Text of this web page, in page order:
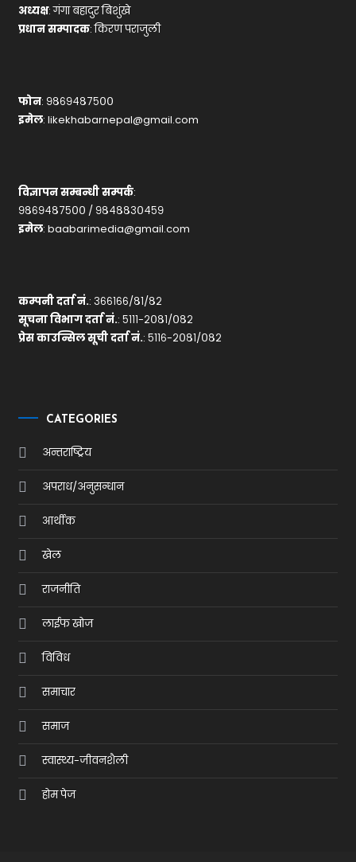
अध्यक्ष: गंगा बहादुर बिशुंखे
प्रधान सम्पादक: किरण पराजुली
फोन: ९८६९४८७५००
इमेल:likekhabarnepal@gmail.com
विज्ञापन सम्बन्धी सम्पर्क:
९८६९४८७५०० / ९८४८८३०४५९
इमेल:baabarimedia@gmail.com
कम्पनी दर्ता नं.: ३६६१६६/८१/८२
सूचना विभाग दर्ता नं.: ५१११-२०८१/०८२
प्रेस काउन्सिल सूची दर्ता नं.: ५११६-२०८१/०८२
CATEGORIES
अन्तराष्ट्रिय
अपराध/अनुसन्धान
आर्थीक
खेल
राजनीति
लाईफ खोज
विविध
समाचार
समाज
स्वास्थ्य-जीवनशैली
होम पेज